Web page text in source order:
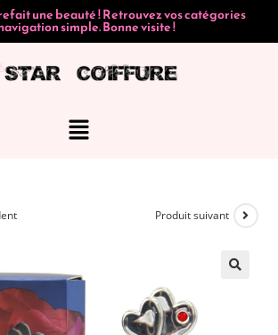
une beauté ! Retrouvez vos catégories
simple. Bonne visite !
Produit suivant